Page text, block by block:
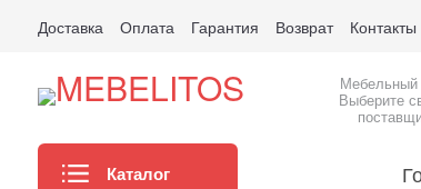
Доставка Оплата Гарантия Возврат Контакты
Мебельный
Выберите
Каталог